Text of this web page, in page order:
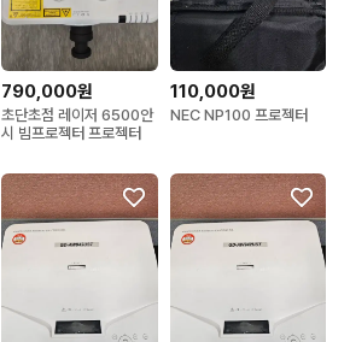
790,000원
초단초점 레이저 6500안
시 빔프로젝터 프로젝터
110,000원
NEC NP100 프로젝터